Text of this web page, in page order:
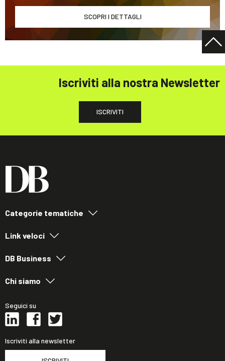
SCOPRI I DETTAGLI
Iscriviti alla nostra Newsletter
ISCRIVITI
Categorie tematiche
Link veloci
DB Business
Chi siamo
Seguici su
Iscriviti alla newsletter